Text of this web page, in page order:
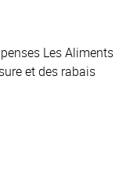
Les Aliments
et des rabais